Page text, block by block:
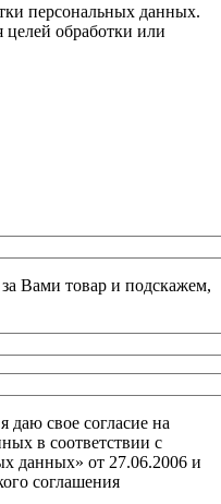
персональных данных.
целей обработки или
Вами товар и подскажем,
даю свое согласие на
в соответствии с
данных» от 27.06.2006 и
соглашения